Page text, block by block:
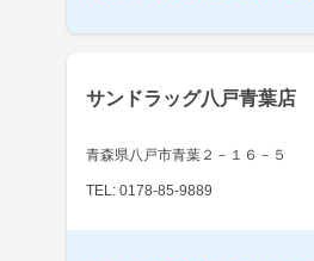
サンドラッグ八戸青葉店
青森県八戸市青葉２－１６－５
TEL: 0178-85-9889